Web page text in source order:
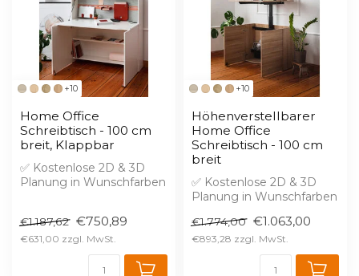
+10
Home Office
Schreibtisch - 100 cm
breit, Klappbar
✅ Kostenlose 2D & 3D
Planung in Wunschfarben
Ein Kl...
€1.187,62 €750,89
€631,00
+10
Höhenverstellbarer
Home Office
Schreibtisch - 100 cm
breit
✅ Kostenlose 2D & 3D
Planung in Wunschfarben
Ein Ho...
€1.774,00 €1.063,00
€893,28